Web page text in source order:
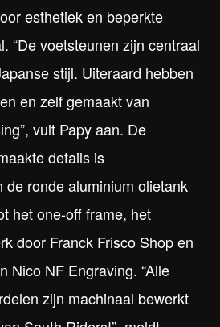
esthetiek en beperkte
“De voetsteunen zijn centraal
stijl. Uiteraard hebben
en zelf gemaakt van
vult Papy aan. De
details is
de ronde aluminium olietank
het one-off frame, het
door Franck Frisco Shop en
Nico NF Engraving. “Alle
zijn machinaal bewerkt